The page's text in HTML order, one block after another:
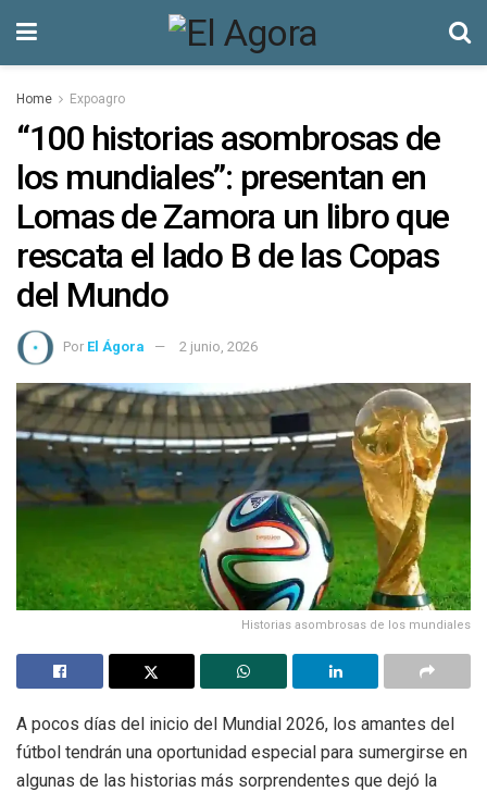
Home Expoagro
“100 historias asombrosas de
los mundiales”: presentan en
Lomas de Zamora un libro que
rescata el lado B de las Copas
del Mundo
Por El Ágora 2 junio, 2026
Historias asombrosas de los mundiales
A pocos días del inicio del Mundial 2026, los amantes del
fútbol tendrán una oportunidad especial para sumergirse en
algunas de las historias más sorprendentes que dejó la